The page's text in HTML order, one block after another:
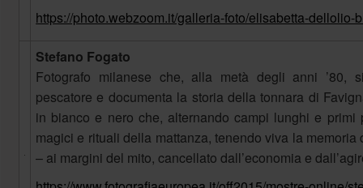
https://photo.webzoom.it/galleria-foto/elisabetta-dellolio-
Stefano Fogato
Fotografo milanese che, alla metà degli anni ’80,
pescatore e documenta la storia della tonnara di
in bianco e nero che, alternando campi lunghi e primi
magici e rituali della mattanza, tenendo viva la
– ai margini del mito, cancellato dall’economia e